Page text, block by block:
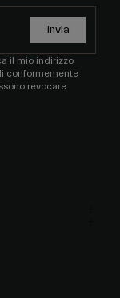
Invia
il mio indirizzo
conformemente
revocare